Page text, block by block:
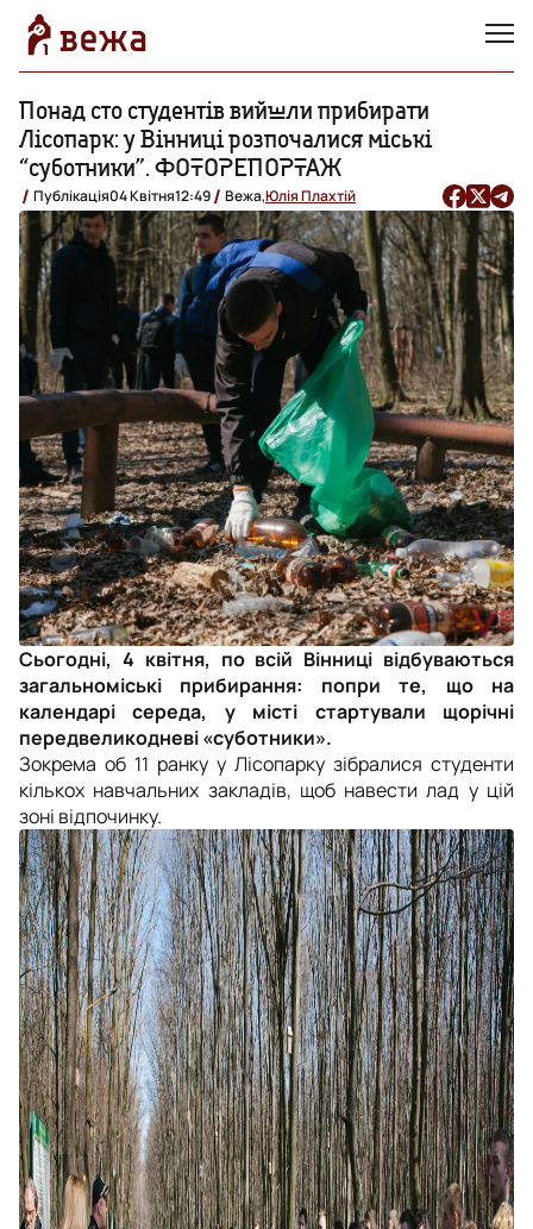
Понад сто студентів вийшли прибирати
Лісопарк: у Вінниці розпочалися міські
“суботники”. ФОТОРЕПОРТАЖ
Публікація04 Квітня12:49 Вежа,Юлія Плахтій
Сьогодні, 4 квітня, по всій Вінниці відбуваються
загальноміські прибирання: попри те, що на
календарі середа, у місті стартували щорічні
передвеликодневі «суботники».
Зокрема об 11 ранку у Лісопарку зібралися студенти
кількох навчальних закладів, щоб навести лад у цій
зоні відпочинку.